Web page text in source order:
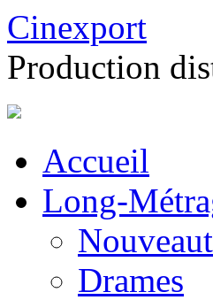
Cinexport
Production
Accueil
Long-
Drames